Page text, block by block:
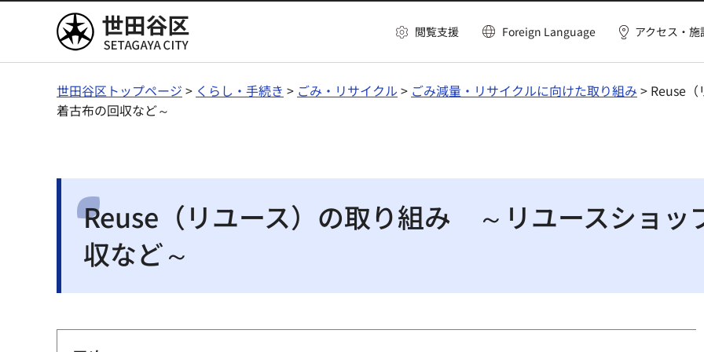
世田谷区 閲覧支援 Foreign Language アクセス・施
世田谷区トップページ > くらし・手続き > ごみ・リサイクル > ごみ減量・リサイクルに向けた取り組み > Reuse
着古布の回収など～
Reuse（リユース）の取り組み ～リユースショッ
収など～